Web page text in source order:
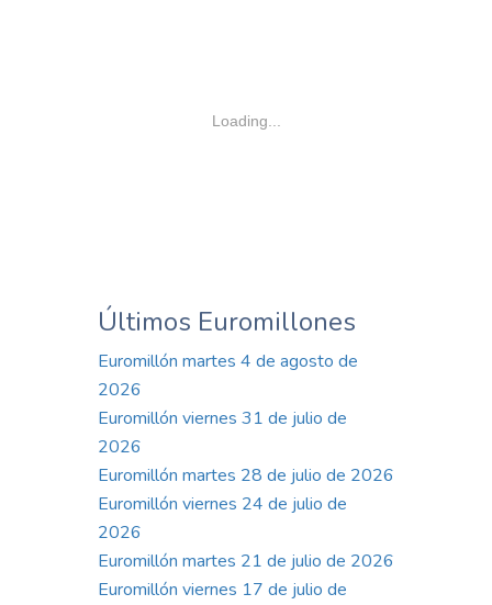
Loading...
Últimos Euromillones
Euromillón martes 4 de agosto de
2026
Euromillón viernes 31 de julio de
2026
Euromillón martes 28 de julio de 2026
Euromillón viernes 24 de julio de
2026
Euromillón martes 21 de julio de 2026
Euromillón viernes 17 de julio de